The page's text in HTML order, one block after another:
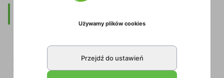
to symetryczny kabel wykonanany z
wykorzystaniem przewodu MC305 przeznaczony
Używamy plików cookies
Przejdź do ustawień